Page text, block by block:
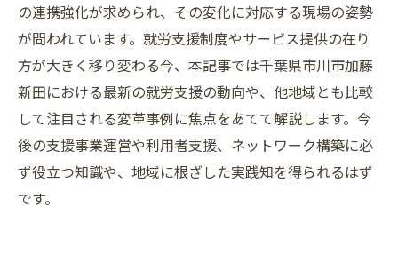
の連携強化が求められ、その変化に対応する現場の姿勢
が問われています。就労支援制度やサービス提供の在り
方が大きく移り変わる今、本記事では千葉県市川市加藤
新田における最新の就労支援の動向や、他地域とも比較
して注目される変革事例に焦点をあてて解説します。今
後の支援事業運営や利用者支援、ネットワーク構築に必
ず役立つ知識や、地域に根ざした実践知を得られるはず
です。